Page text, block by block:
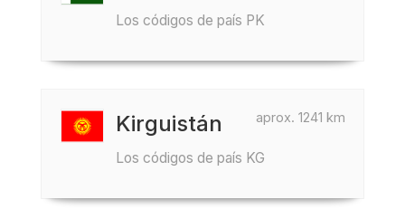
Los códigos de país PK
aprox. 1241 km
Kirguistán
Los códigos de país KG